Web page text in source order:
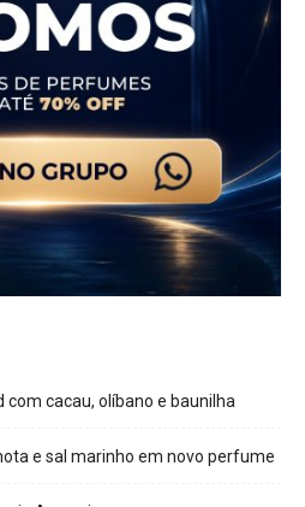
com cacau, olíbano e baunilha
e sal marinho em novo perfume